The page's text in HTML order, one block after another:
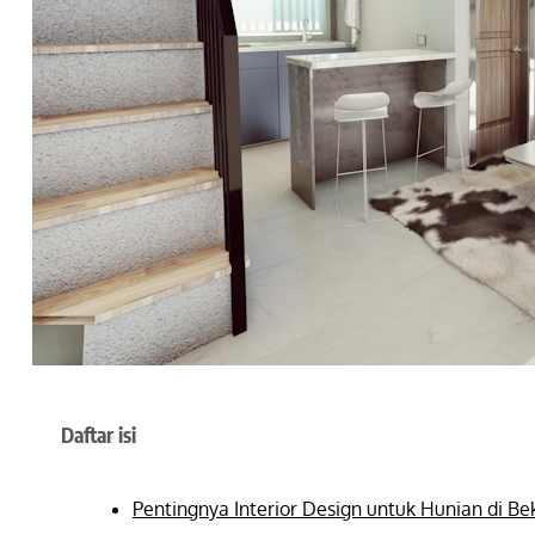
Daftar isi
Pentingnya Interior Design untuk Hunian di